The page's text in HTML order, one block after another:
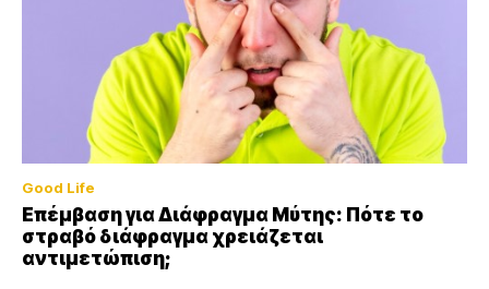
Good Life
Επέμβαση για Διάφραγμα Μύτης: Πότε το
στραβό διάφραγμα χρειάζεται
αντιμετώπιση;